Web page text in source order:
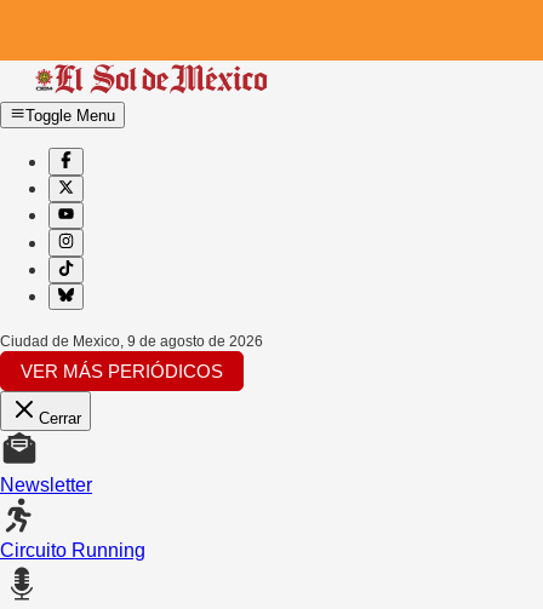
Toggle Menu
Ciudad de Mexico, 9 de agosto de 2026
VER MÁS PERIÓDICOS
Cerrar
Newsletter
Circuito Running